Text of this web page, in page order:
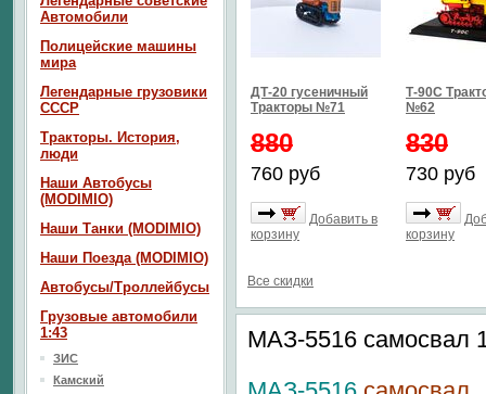
ДТ-20 гусеничный
Тракторы №71
880
760 руб
Добавить в
корзину
Т-90С
№62
830
730 руб
корзину
Все скидки
МАЗ-5516 самосвал
Автомобили
Полицейские машины
мира
Легендарные грузовики
СССР
Тракторы. История,
люди
Наши Автобусы
(MODIMIO)
Наши Танки (MODIMIO)
Наши Поезда (MODIMIO)
Автобусы/Троллейбусы
Грузовые автомобили
1:43
ЗИС
Камский